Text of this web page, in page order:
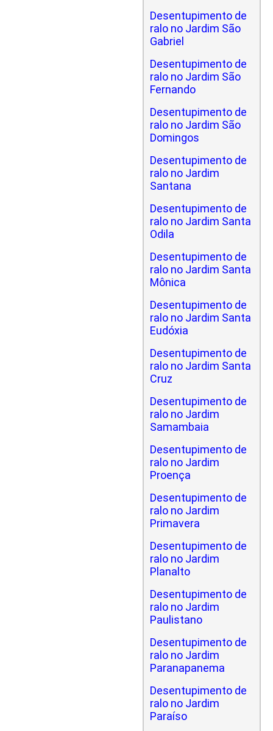
Desentupimento de
ralo no Jardim São
Gabriel
Desentupimento de
ralo no Jardim São
Fernando
Desentupimento de
ralo no Jardim São
Domingos
Desentupimento de
ralo no Jardim
Santana
Desentupimento de
ralo no Jardim Santa
Odila
Desentupimento de
ralo no Jardim Santa
Mônica
Desentupimento de
ralo no Jardim Santa
Eudóxia
Desentupimento de
ralo no Jardim Santa
Cruz
Desentupimento de
ralo no Jardim
Samambaia
Desentupimento de
ralo no Jardim
Proença
Desentupimento de
ralo no Jardim
Primavera
Desentupimento de
ralo no Jardim
Planalto
Desentupimento de
ralo no Jardim
Paulistano
Desentupimento de
ralo no Jardim
Paranapanema
Desentupimento de
ralo no Jardim
Paraíso